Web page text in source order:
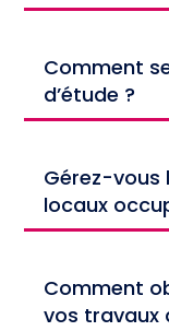
Comment
d’étude ?
Gérez-vous
locaux
Comment
vos travaux